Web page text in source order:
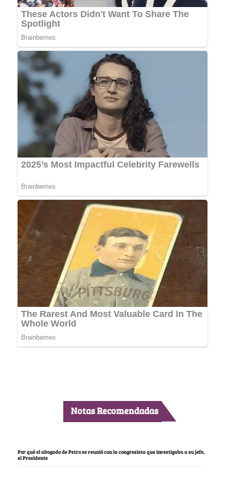
Notas Recomendadas
Por qué el abogado de Petro se reunió con la congresista que investigaba a su jefe,
el Presidente